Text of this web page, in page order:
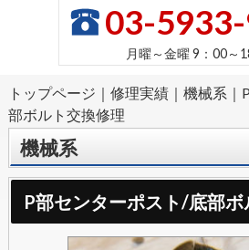
03-
月曜～金曜 9：00～
トップページ ｜ 修理実績｜ 機械系 ｜
部ボルト交換修理
機械系
P部センターポスト/底部